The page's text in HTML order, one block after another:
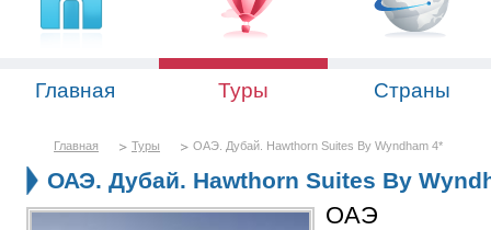
Главная Туры Страны
Главная Туры ОАЭ. Дубай. Hawthorn Suites By Wyndham 4*
ОАЭ. Дубай. Hawthorn Suites By
ОАЭ